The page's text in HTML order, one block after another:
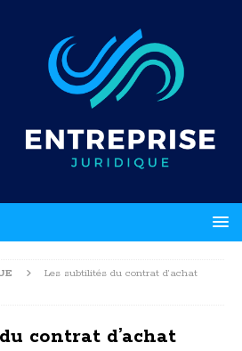
Les subtilités du contrat d’achat
contrat d’achat